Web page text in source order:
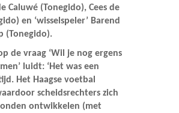
Caluwé (Tonegido), Cees de
en ‘wisselspeler’ Barend
(Tonegido).
de vraag ‘Wil je nog ergens
luidt: ‘ Het was een
Het Haagse voetbal
scheidsrechters zich
ontwikkelen (met